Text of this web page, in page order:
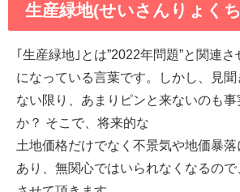
生産緑地(せいさんりょく
｢生産緑地｣とは”2022年問題”と関連
になっている言葉です。しかし、見
ない限り、あまりピンと来ないのも事
か？ そこで、将来的な
土地価格だけでなく不景気や地価暴
あり、無関心ではいられなくなるの